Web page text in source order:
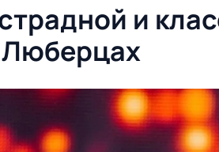
и
Люберцах